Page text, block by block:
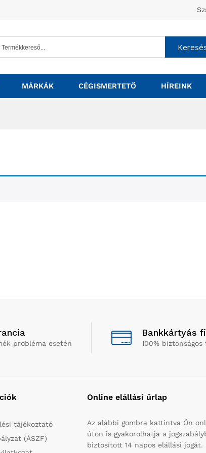
MÁRKÁK CÉGISMERTETŐ HÍREINK
probléma esetén
Bankkártyás
100% biztonságos
tájékoztató
(ÁSZF)
Online elállási űrlap
Az alábbi gombra kattintva Ön
úton is gyakorolhatja a
biztosított 14 napos elállási jogát.